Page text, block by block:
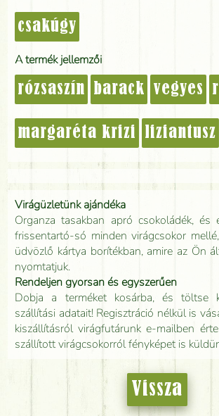
csakúgy
A termék jellemzői
rózsaszín barack vegyes
margaréta krizi liziantusz
Virágüzletünk ajándéka
Organza tasakban apró csokoládék,
frissentartó-só minden virágcsokor
üdvözlő kártya borítékban, amire az Ön
nyomtatjuk.
Rendeljen gyorsan és egyszerűen
Dobja a terméket kosárba, és töltse
szállítási adatait! Regisztráció nélkül is
kiszállításról virágfutárunk e-mailben
szállított virágcsokorról fényképet is
Vissza